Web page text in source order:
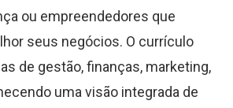
ou empreendedores que
seus negócios. O currículo
de gestão, finanças, marketing,
uma visão integrada de